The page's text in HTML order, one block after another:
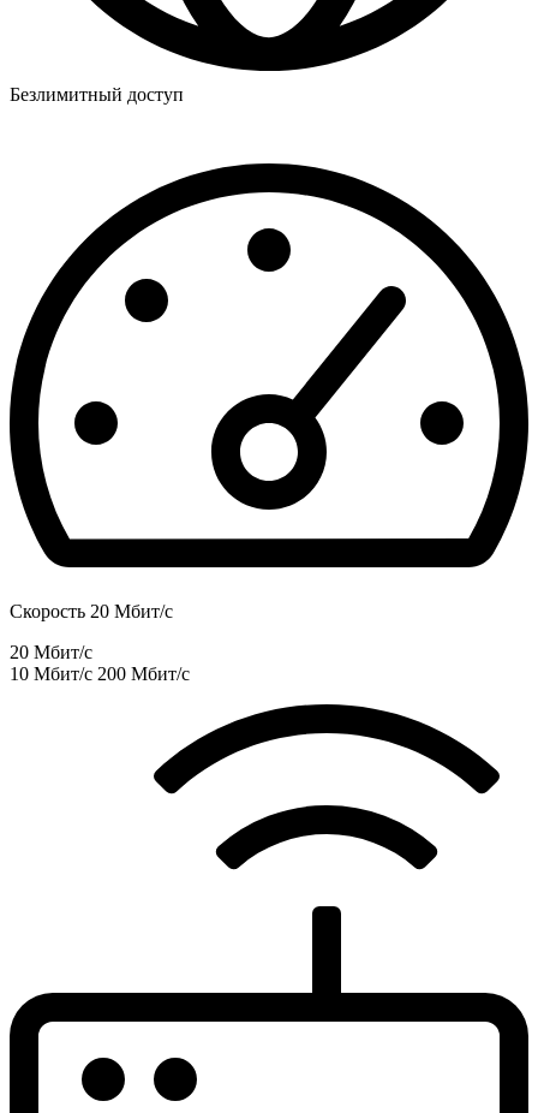
Безлимитный доступ
Скорость 20 Мбит/с
20 Мбит/с
10 Мбит/с 200 Мбит/с